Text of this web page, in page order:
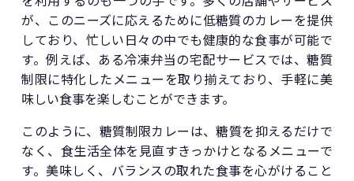
が、このニーズに応えるために低糖質のカレーを提供
しており、忙しい日々の中でも健康的な食事が可能で
す。例えば、ある冷凍弁当の宅配サービスでは、糖質
制限に特化したメニューを取り揃えており、手軽に美
味しい食事を楽しむことができます。
このように、糖質制限カレーは、糖質を抑えるだけで
なく、食生活全体を見直すきっかけとなるメニューで
す。美味しく、バランスの取れた食事を心がけること